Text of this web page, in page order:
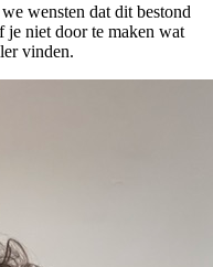
wensten dat dit bestond
je niet door te maken wat
vinden.